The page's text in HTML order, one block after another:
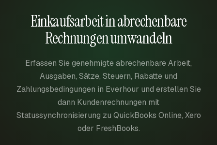
Einkaufsarbeit in abrechenbare
Rechnungen umwandeln
Erfassen Sie genehmigte abrechenbare Arbeit,
Ausgaben, Sätze, Steuern, Rabatte und
Zahlungsbedingungen in Everhour und erstellen Sie
dann Kundenrechnungen mit
Statussynchronisierung zu QuickBooks Online, Xero
oder FreshBooks.